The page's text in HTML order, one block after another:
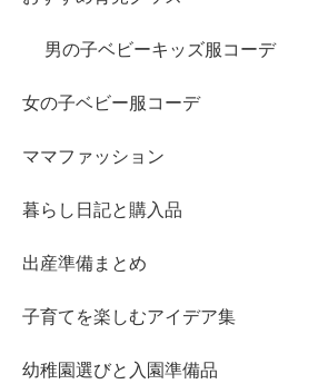
男の子ベビーキッズ服コーデ
女の子ベビー服コーデ
ママファッション
暮らし日記と購入品
出産準備まとめ
子育てを楽しむアイデア集
幼稚園選びと入園準備品